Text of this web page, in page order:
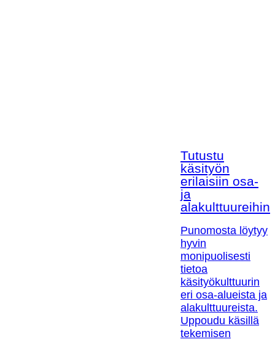
Tutustu
käsityön
erilaisiin osa-
ja
alakulttuureihin!
Punomosta löytyy
hyvin
monipuolisesti
tietoa
käsityökulttuurin
eri osa-alueista ja
alakulttuureista.
Uppoudu käsillä
tekemisen